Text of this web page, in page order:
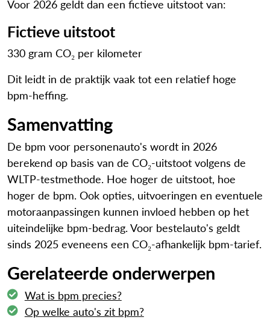
Voor 2026 geldt dan een fictieve uitstoot van:
Fictieve uitstoot
330 gram CO₂ per kilometer
Dit leidt in de praktijk vaak tot een relatief hoge
bpm-heffing.
Samenvatting
De bpm voor personenauto's wordt in 2026
berekend op basis van de CO₂-uitstoot volgens de
WLTP-testmethode. Hoe hoger de uitstoot, hoe
hoger de bpm. Ook opties, uitvoeringen en eventuele
motoraanpassingen kunnen invloed hebben op het
uiteindelijke bpm-bedrag. Voor bestelauto's geldt
sinds 2025 eveneens een CO₂-afhankelijk bpm-tarief.
Gerelateerde onderwerpen
Wat is bpm precies?
Op welke auto's zit bpm?